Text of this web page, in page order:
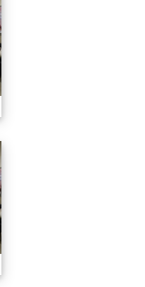
113學生音樂比賽